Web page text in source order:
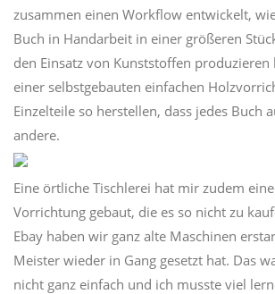
zusammen einen Workflow entwickelt,
Buch in Handarbeit in einer größeren
den Einsatz von Kunststoffen
einer selbstgebauten einfachen
Einzelteile so herstellen, dass jedes Buch
andere.
Eine örtliche Tischlerei hat mir zudem
Vorrichtung gebaut, die es so nicht zu
Ebay haben wir ganz alte Maschinen
Meister wieder in Gang gesetzt hat. Das
nicht ganz einfach und ich musste viel